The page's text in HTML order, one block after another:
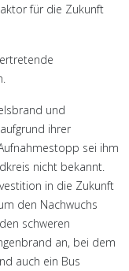
für die Zukunft
und
ihrer
sei ihm
nicht bekannt.
in die Zukunft
den Nachwuchs
schweren
an, bei dem
auch ein Bus